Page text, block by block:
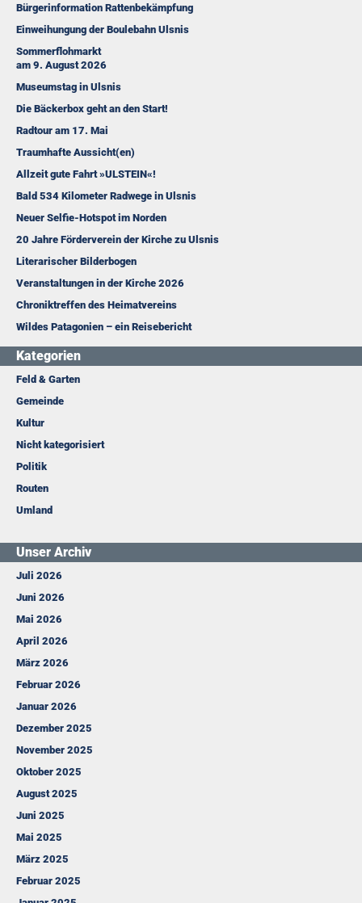
Bürgerinformation Rattenbekämpfung
Einweihungung der Boulebahn Ulsnis
Sommerflohmarkt
am 9. August 2026
Museumstag in Ulsnis
Die Bäckerbox geht an den Start!
Radtour am 17. Mai
Traumhafte Aussicht(en)
Allzeit gute Fahrt »ULSTEIN«!
Bald 534 Kilometer Radwege in Ulsnis
Neuer Selfie-Hotspot im Norden
20 Jahre Förderverein der Kirche zu Ulsnis
Literarischer Bilderbogen
Veranstaltungen in der Kirche 2026
Chroniktreffen des Heimatvereins
Wildes Patagonien – ein Reisebericht
Kategorien
Feld & Garten
Gemeinde
Kultur
Nicht kategorisiert
Politik
Routen
Umland
Unser Archiv
Juli 2026
Juni 2026
Mai 2026
April 2026
März 2026
Februar 2026
Januar 2026
Dezember 2025
November 2025
Oktober 2025
August 2025
Juni 2025
Mai 2025
März 2025
Februar 2025